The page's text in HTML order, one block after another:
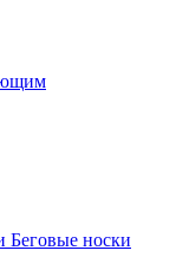
Беговые носки